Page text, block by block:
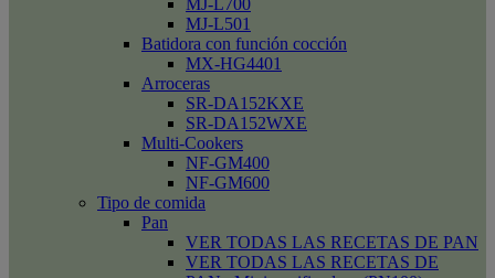
MJ-L700
MJ-L501
Batidora con función cocción
MX-HG4401
Arroceras
SR-DA152KXE
SR-DA152WXE
Multi-Cookers
NF-GM400
NF-GM600
Tipo de comida
Pan
VER TODAS LAS RECETAS DE PAN
VER TODAS LAS RECETAS DE